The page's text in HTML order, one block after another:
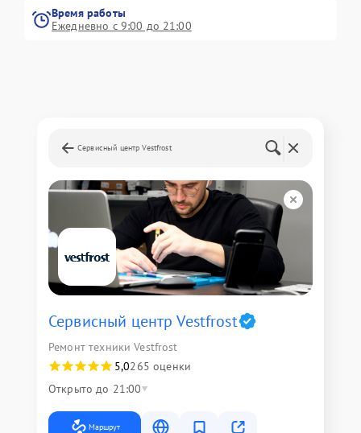
Время работы
Ежедневно с 9:00 до 21:00
Сервисный центр Vestfrost
Сервисный центр Vestfrost
Ремонт техники Vestfrost
5,0265 оценки
Открыто до 21:00
Маршрут